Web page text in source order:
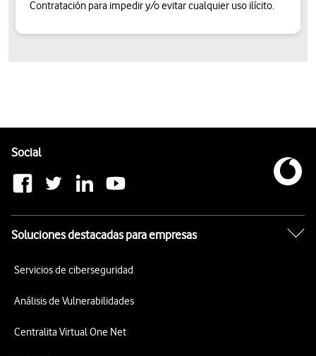
Contratación para impedir y/o evitar cualquier uso ilícito.
SocialEnlaces a las redes sociales de Vodafone
Soluciones destacadas para empresas
Servicios de ciberseguridad
Análisis de Vulnerabilidades
Centralita Virtual One Net